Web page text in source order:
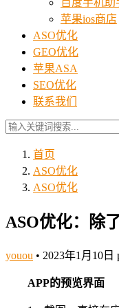
百度手机助
苹果ios商店
ASO优化
GEO优化
苹果ASA
SEO优化
联系我们
首页
ASO优化
ASO优化
ASO优化：除
youou • 2023年1月10日
APP的预览界面